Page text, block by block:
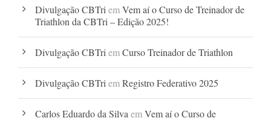
Divulgação CBTriemVem aí o Curso de Treinador de
Triathlon da CBTri – Edição 2025!
Divulgação CBTriemCurso Treinador de Triathlon
Divulgação CBTriemRegistro Federativo 2025
Carlos Eduardo da SilvaemVem aí o Curso de